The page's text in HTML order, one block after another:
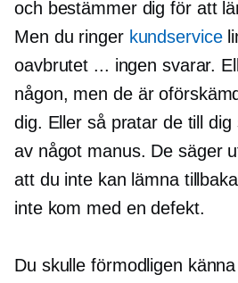
och bestämmer dig för att
Men du ringer kundservice
oavbrutet ... ingen svarar.
någon, men de är
dig. Eller så pratar de till
av något manus. De säger
att du inte kan lämna
inte kom med en defekt.
Du skulle förmodligen